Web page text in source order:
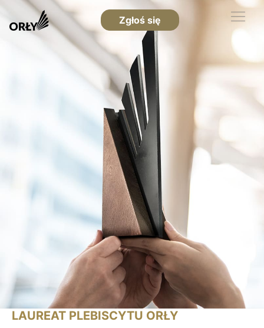
Zgłoś się
LAUREAT PLEBISCYTU ORŁY